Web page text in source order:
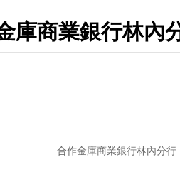
庫商業銀行林內
合作金庫商業銀行林內分行